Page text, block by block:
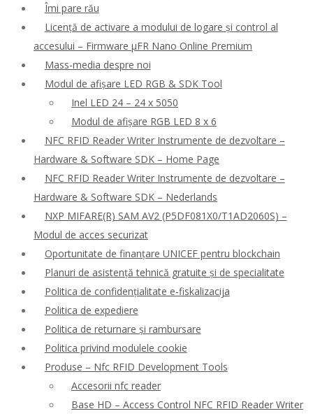
Îmi pare rău
Licență de activare a modului de logare și control al
accesului – Firmware μFR Nano Online Premium
Mass-media despre noi
Modul de afișare LED RGB & SDK Tool
Inel LED 24 – 24 x 5050
Modul de afișare RGB LED 8 x 6
NFC RFID Reader Writer Instrumente de dezvoltare –
Hardware & Software SDK – Home Page
NFC RFID Reader Writer Instrumente de dezvoltare –
Hardware & Software SDK – Nederlands
NXP MIFARE(R) SAM AV2 (P5DF081X0/T1AD2060S) –
Modul de acces securizat
Oportunitate de finanțare UNICEF pentru blockchain
Planuri de asistență tehnică gratuite și de specialitate
Politica de confidențialitate e-fiskalizacija
Politica de expediere
Politica de returnare și rambursare
Politica privind modulele cookie
Produse – Nfc RFID Development Tools
Accesorii nfc reader
Base HD – Access Control NFC RFID Reader Writer